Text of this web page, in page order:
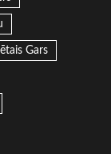
Gars